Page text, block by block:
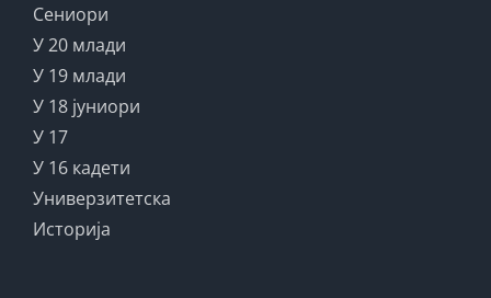
Сениори
У 20 млади
У 19 млади
У 18 јуниори
У 17
У 16 кадети
Универзитетска
Историја